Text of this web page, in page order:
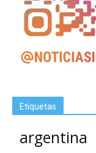
Etiquetas
argentina